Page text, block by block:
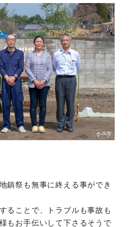
鎮祭も無事に終える事ができ
ることで、トラブルも事故も
もお手伝いして下さるそうで